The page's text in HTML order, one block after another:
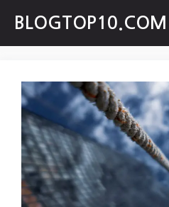
content
BLOGTOP10.COM